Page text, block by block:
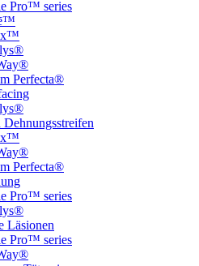
Pro™ series
Perfecta®
Perfecta®
Pro™ series
Läsionen
Pro™ series